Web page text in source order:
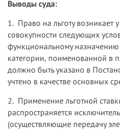
Выводы суда:
1. Право на льготу возникает
совокупности следующих
функциональному
категории, поименованной в
должно быть указано в
учтено в качестве основных
2. Применение льготной
распространяется
(осуществляющие передачу